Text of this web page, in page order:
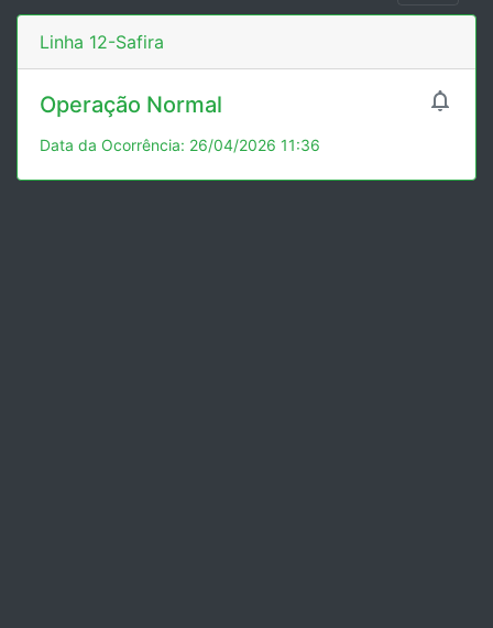
Linha 12-Safira

Operação Normal
Data da Ocorrência: 26/04/2026 11:36